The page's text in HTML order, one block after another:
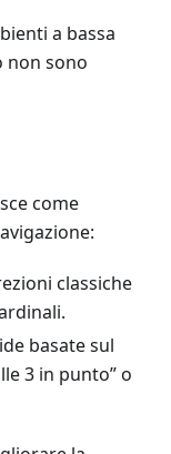
a bassa
non sono
come
classiche
basate sul
3 in punto” o